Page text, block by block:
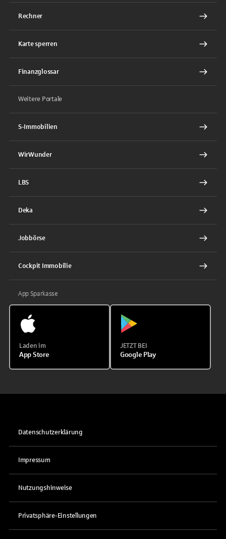
Rechner
Karte sperren
Finanzglossar
Weitere Portale
S-Immobilien
WirWunder
LBS
Deka
Jobbörse
Cockpit Immobilie
App Sparkasse
Laden im
App Store
JETZT BEI
Google Play
Datenschutzerklärung
Impressum
Nutzungshinweise
Privatsphäre-Einstellungen